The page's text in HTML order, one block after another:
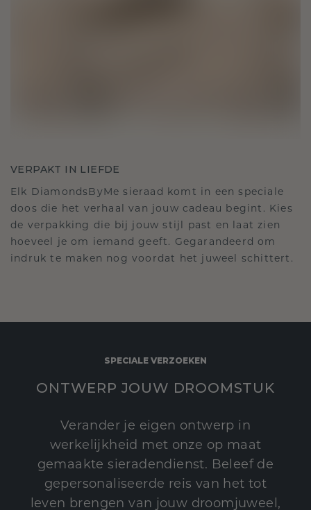
VERPAKT IN LIEFDE
Elk DiamondsByMe sieraad komt in een speciale
doos die het verhaal van jouw cadeau begint. Kies
de verpakking die bij jouw stijl past en laat zien
hoeveel je om iemand geeft. Gegarandeerd om
indruk te maken nog voordat het juweel schittert.
SPECIALE VERZOEKEN
ONTWERP JOUW DROOMSTUK
Verander je eigen ontwerp in
werkelijkheid met onze op maat
gemaakte sieradendienst. Beleef de
gepersonaliseerde reis van het tot
leven brengen van jouw droomjuweel,